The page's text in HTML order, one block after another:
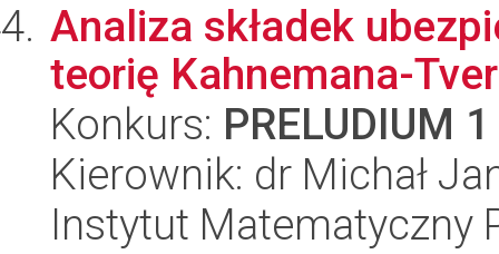
Analiza składek
teorię Kahnemana-
Konkurs: PRELUDIUM 1
Kierownik: dr Michał
Instytut Matematyczny